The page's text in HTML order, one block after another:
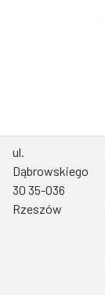
ul.
Dąbrowskiego
30 35-036
Rzeszów